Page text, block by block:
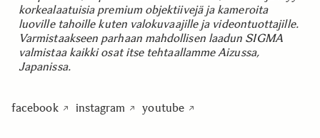
korkealaatuisia premium objektiivejä ja kameroita
luoville tahoille kuten valokuvaajille ja videontuottajille.
Varmistaakseen parhaan mahdollisen laadun SIGMA
valmistaa kaikki osat itse tehtaallamme Aizussa,
Japanissa.
facebook instagram youtube